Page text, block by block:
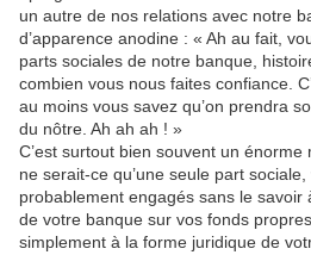
un autre de nos relations avec notre
d’apparence anodine : « Ah au fait,
parts sociales de notre banque,
combien vous nous faites confiance.
au moins vous savez qu’on prendra
du nôtre. Ah ah ah ! »
C’est surtout bien souvent un
ne serait-ce qu’une seule part
probablement engagés sans le savoir
de votre banque sur vos fonds
simplement à la forme juridique de